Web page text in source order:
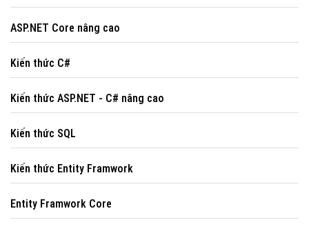
ASP.NET Core nâng cao
Kiến thức C#
Kiến thức ASP.NET - C# nâng cao
Kiến thức SQL
Kiến thức Entity Framwork
Entity Framwork Core